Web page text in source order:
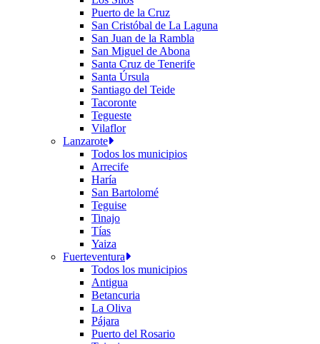
Puerto de la Cruz
San Cristóbal de La Laguna
San Juan de la Rambla
San Miguel de Abona
Santa Cruz de Tenerife
Santa Úrsula
Santiago del Teide
Tacoronte
Tegueste
Vilaflor
Lanzarote
Todos los municipios
Arrecife
Haría
San Bartolomé
Teguise
Tinajo
Tías
Yaiza
Fuerteventura
Todos los municipios
Antigua
Betancuria
La Oliva
Pájara
Puerto del Rosario